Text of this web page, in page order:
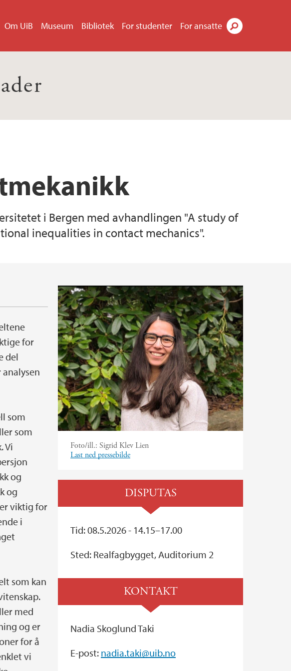
Om UiB Museum Bibliotek For studenter For ansatte
i Bergen med avhandlingen "A study of
inequalities in contact mechanics".
for
del
som
som
Vi
og
og
viktig for
i
som kan
med
og er
for å
vi
Foto/ill.:Sigrid Klev Lien
Last ned pressebilde
DISPUTAS
Tid: 08.5.2026 - 14.15–17.00
Sted: Realfagbygget, Auditorium 2
KONTAKT
Nadia Skoglund Taki
E-post: nadia.taki@uib.no